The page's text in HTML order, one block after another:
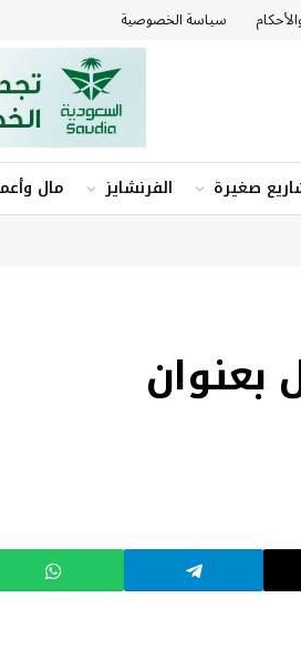
سياسة الخصوصية
صغيرة الفرنشايز مال